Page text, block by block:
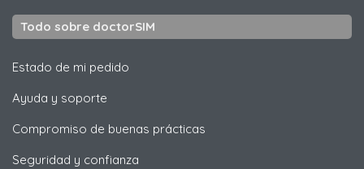
Todo sobre doctorSIM
Estado de mi pedido
Ayuda y soporte
Compromiso de buenas prácticas
Seguridad y confianza